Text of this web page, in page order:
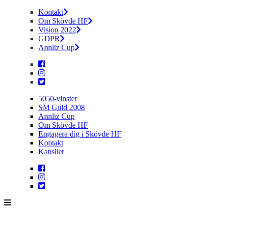
Kontakt
Om Skövde HF
Vision 2022
GDPR
Annliz Cup
5050-vinster
SM Guld 2008
Annliz Cup
Om Skövde HF
Engagera dig i Skövde HF
Kontakt
Kansliet